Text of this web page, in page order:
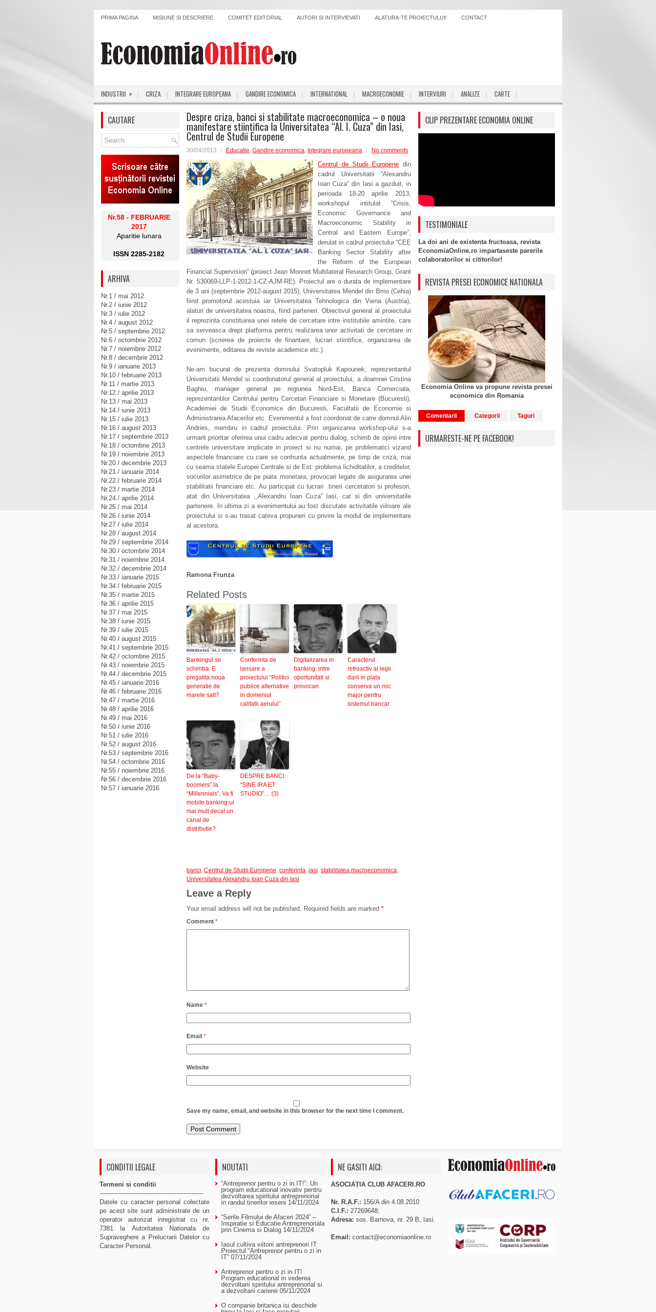
PRIMA PAGINA MISIUNE SI DESCRIERE COMITET EDITORIAL AUTORI SI INTERVIEVATI ALATURA-TE PROIECTULUI! CONTACT
INDUSTRII » CRIZA INTEGRARE EUROPEANA GANDIRE ECONOMICA INTERNATIONAL MACROECONOMIE INTERVIURI ANALIZE CARTE
Despre criza, banci si stabilitate macroeconomica – o noua
manifestare stiintifica la Universitatea “Al. I. Cuza” din Iasi,
Centrul de Studii Europene
30/04/2013 Educatie, Gandire economica, Integrare europeana No comments
Centrul de Studii Europene din
cadrul Universitatii “Alexandru
Ioan Cuza” din Iasi a gazduit, in
perioada 18-20 aprilie 2013,
workshopul intitulat “Crisis,
Economic Governance and
Macroeconomic Stability in
Central and Eastern Europe”,
derulat in cadrul proiectului “CEE
Banking Sector Stability after
the Reform of the European
Financial Supervision” (proiect Jean Monnet Multilateral Research Group, Grant
Nr. 530069-LLP-1-2012-1-CZ-AJM-RE). Proiectul are o durata de implementare
de 3 ani (septembrie 2012-august 2015), Universitatea Mendel din Brno (Cehia)
fiind promotorul acestuia iar Universitatea Tehnologica din Viena (Austria),
alaturi de universitatea noastra, fiind parteneri. Obiectivul general al proiectului
il reprezinta constituirea unei retele de cercetare intre institutiile amintite, care
sa serveasca drept platforma pentru realizarea unor activitati de cercetare in
comun (scrierea de proiecte de finantare, lucrari stiintifice, organizarea de
evenimente, editarea de reviste academice etc.).
Ne-am bucurat de prezenta domnului Svatopluk Kapounek, reprezentantul
Universitatii Mendel si coordonatorul general al proiectului, a doamnei Cristina
Baghiu, manager general pe regiunea Nord-Est, Banca Comerciala,
reprezentantilor Centrului pentru Cercetari Financiare si Monetare (Bucuresti),
Academiei de Studii Economice din Bucuresti, Facultatii de Economie si
Administrarea Afacerilor etc. Evenimentul a fost coordonat de catre domnul Alin
Andries, membru in cadrul proiectului. Prin organizarea workshop-ului s-a
urmarit prioritar oferirea unui cadru adecvat pentru dialog, schimb de opinii intre
centrele universitare implicate in proiect si nu numai, pe problematici vizand
aspectele financiare cu care se confrunta actualmente, pe timp de criza, mai
cu seama statele Europei Centrale si de Est: problema lichiditatilor, a creditelor,
socurilor asimetrice de pe piata monetara, provocari legate de asigurarea unei
stabilitatii financiare etc. Au participat cu lucrari tineri cercetatori si profesori,
atat din Universitatea ,,Alexandru Ioan Cuza” Iasi, cat si din universitatile
partenere. In ultima zi a evenimentului au fost discutate activitatile viitoare ale
proiectului si s-au trasat cateva propuneri cu privire la modul de implementare
al acestora.
Ramona Frunza
Related Posts
Bankingul se
schimba. E
pregatita noua
generatie de
marele salt?
Conferinta de
lansare a
proiectului “Politici
publice alternative
in domeniul
calitatii aerului”
Digitalizarea in
banking: intre
oportunitati si
provocari
Caracterul
retroactiv al legii
darii in plata
conserva un risc
major pentru
sistemul bancar
De la “Baby-
boomers” la
“Millennials”. Va fi
mobile banking-ul
mai mult decat un
canal de
distributie?
DESPRE BANCI:
“SINE IRA ET
STUDIO”… (3)
banci, Centrul de Studii Europene, conferinta, iasi, stabilitatea macroeconomica,
Universitatea Alexandru Ioan Cuza din Iasi
Leave a Reply
Your email address will not be published. Required fields are marked *
Comment *
Name *
Email *
Website
Save my name, email, and website in this browser for the next time I comment.
CAUTARE
Nr.58 - FEBRUARIE
2017
Aparitie lunara
ISSN 2285-2182
ARHIVA
Nr.1 / mai 2012
Nr.2 / iunie 2012
Nr.3 / iulie 2012
Nr.4 / august 2012
Nr.5 / septembrie 2012
Nr.6 / octombrie 2012
Nr.7 / noiembrie 2012
Nr.8 / decembrie 2012
Nr.9 / ianuarie 2013
Nr.10 / februarie 2013
Nr.11 / martie 2013
Nr.12 / aprilie 2013
Nr.13 / mai 2013
Nr.14 / iunie 2013
Nr.15 / iulie 2013
Nr.16 / august 2013
Nr.17 / septembrie 2013
Nr.18 / octombrie 2013
Nr.19 / noiembrie 2013
Nr.20 / decembrie 2013
Nr.21 / ianuarie 2014
Nr.22 / februarie 2014
Nr.23 / martie 2014
Nr.24 / aprilie 2014
Nr.25 / mai 2014
Nr.26 / iunie 2014
Nr.27 / iulie 2014
Nr.28 / august 2014
Nr.29 / septembrie 2014
Nr.30 / octombrie 2014
Nr.31 / noiembrie 2014
Nr.32 / decembrie 2014
Nr.33 / ianuarie 2015
Nr.34 / februarie 2015
Nr.35 / martie 2015
Nr.36 / aprilie 2015
Nr.37 / mai 2015
Nr.38 / iunie 2015
Nr.39 / iulie 2015
Nr.40 / august 2015
Nr.41 / septembrie 2015
Nr.42 / octombrie 2015
Nr.43 / noiembrie 2015
Nr.44 / decembrie 2015
Nr.45 / ianuarie 2016
Nr.46 / februarie 2016
Nr.47 / martie 2016
Nr.48 / aprilie 2016
Nr.49 / mai 2016
Nr.50 / iunie 2016
Nr.51 / iulie 2016
Nr.52 / august 2016
Nr.53 / septembrie 2016
Nr.54 / octombrie 2016
Nr.55 / noiembrie 2016
Nr.56 / decembrie 2016
Nr.57 / ianuarie 2016
CLIP PREZENTARE ECONOMIA ONLINE
TESTIMONIALE
La doi ani de existenta fructoasa, revista
EconomiaOnline.ro impartaseste parerile
colaboratorilor si cititorilor!
REVISTA PRESEI ECONOMICE NATIONALA
Economia Online va propune revista presei
economice din Romania
Comentarii Categorii Taguri
URMARESTE-NE PE FACEBOOK!
CONDITII LEGALE
Termeni si conditii
-----------------------------------------------------
Datele cu caracter personal colectate
pe acest site sunt administrate de un
operator autorizat inregistrat cu nr.
7381 la Autoritatea Nationala de
Supraveghere a Prelucrarii Datelor cu
Caracter Personal.
NOUTATI
“Antreprenor pentru o zi in IT!”: Un
program educational inovativ pentru
dezvoltarea spiritului antreprenorial
in randul tinerilor ieseni 14/11/2024
“Serile Filmului de Afaceri 2024” –
Inspiratie si Educatie Antreprenoriala
prin Cinema si Dialog 14/11/2024
Iasul cultiva viitorii antreprenori IT:
Proiectul “Antreprenor pentru o zi in
IT” 07/11/2024
Antreprenor pentru o zi in IT!
Program educational in vederea
dezvoltarii spiritului antreprenorial si
a dezvoltarii carierei 05/11/2024
O companie britanica isi deschide
NE GASITI AICI:
ASOCIAȚIA CLUB AFACERI.RO
Nr. R.A.F.: 156/A din 4.08.2010
C.I.F.: 27269648;
Adresa: sos. Barnova, nr. 29 B, Iasi.
Email: contact@economiaonline.ro